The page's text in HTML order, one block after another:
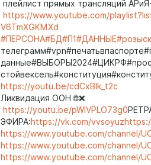
плейлист прямых
https://www.youtube.com/
V6TmXGKMXd
#ПЕРСОНА#БД#П1#ДАННЫЕ#розыск
https://youtu.be/cdCxBlk_t2c
Ликвидация ООН
https://youtu.be/pWlVPLO73g0
ЭФИРА:https://vk.com/vvsoyuz
https://www.youtube.com/channel/
https://www.youtube.com/channel/
https://www.youtube.com/channel/